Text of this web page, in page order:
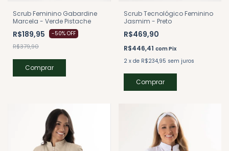
Scrub Feminino Gabardine
Marcela - Verde Pistache
R$189,95 -50% OFF
R$379,90
Comprar
Scrub Tecnológico Feminino
Jasmim - Preto
R$469,90
R$446,41 comPix
2 x de R$234,95 sem juros
Comprar